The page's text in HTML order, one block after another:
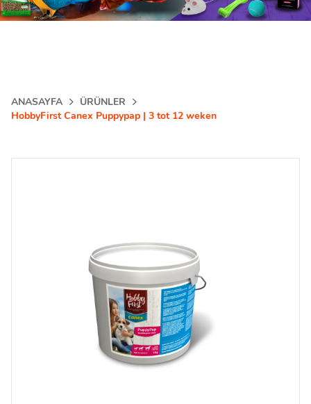
ANASAYFA
ÜRÜNLER
HobbyFirst Canex Puppypap | 3 tot 12 weken